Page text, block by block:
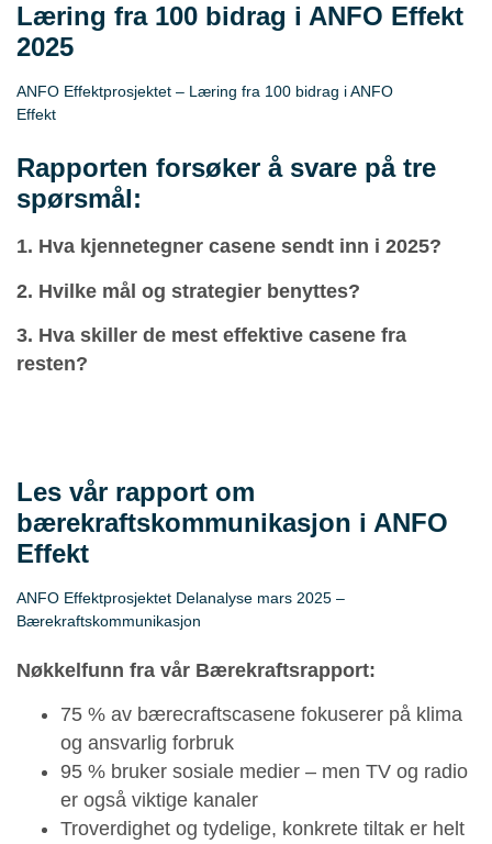
Læring fra 100 bidrag i ANFO Effekt
2025
ANFO Effektprosjektet – Læring fra 100 bidrag i ANFO
Effekt
Rapporten forsøker å svare på tre
spørsmål:
1. Hva kjennetegner casene sendt inn i 2025?
2. Hvilke mål og strategier benyttes?
3. Hva skiller de mest effektive casene fra
resten?
Les vår rapport om
bærekraftskommunikasjon i ANFO
Effekt
ANFO Effektprosjektet Delanalyse mars 2025 –
Bærekraftskommunikasjon
Nøkkelfunn fra vår Bærekraftsrapport:
75 % av bærecraftscasene fokuserer på klima
og ansvarlig forbruk
95 % bruker sosiale medier – men TV og radio
er også viktige kanaler
Troverdighet og tydelige, konkrete tiltak er helt